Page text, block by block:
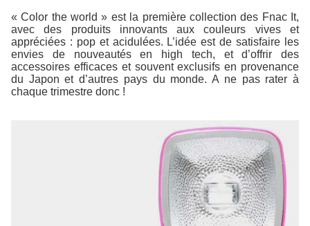
« Color the world » est la première collection des Fnac It,
avec des produits innovants aux couleurs vives et
appréciées : pop et acidulées. L’idée est de satisfaire les
envies de nouveautés en high tech, et d’offrir des
accessoires efficaces et souvent exclusifs en provenance
du Japon et d’autres pays du monde. A ne pas rater à
chaque trimestre donc !